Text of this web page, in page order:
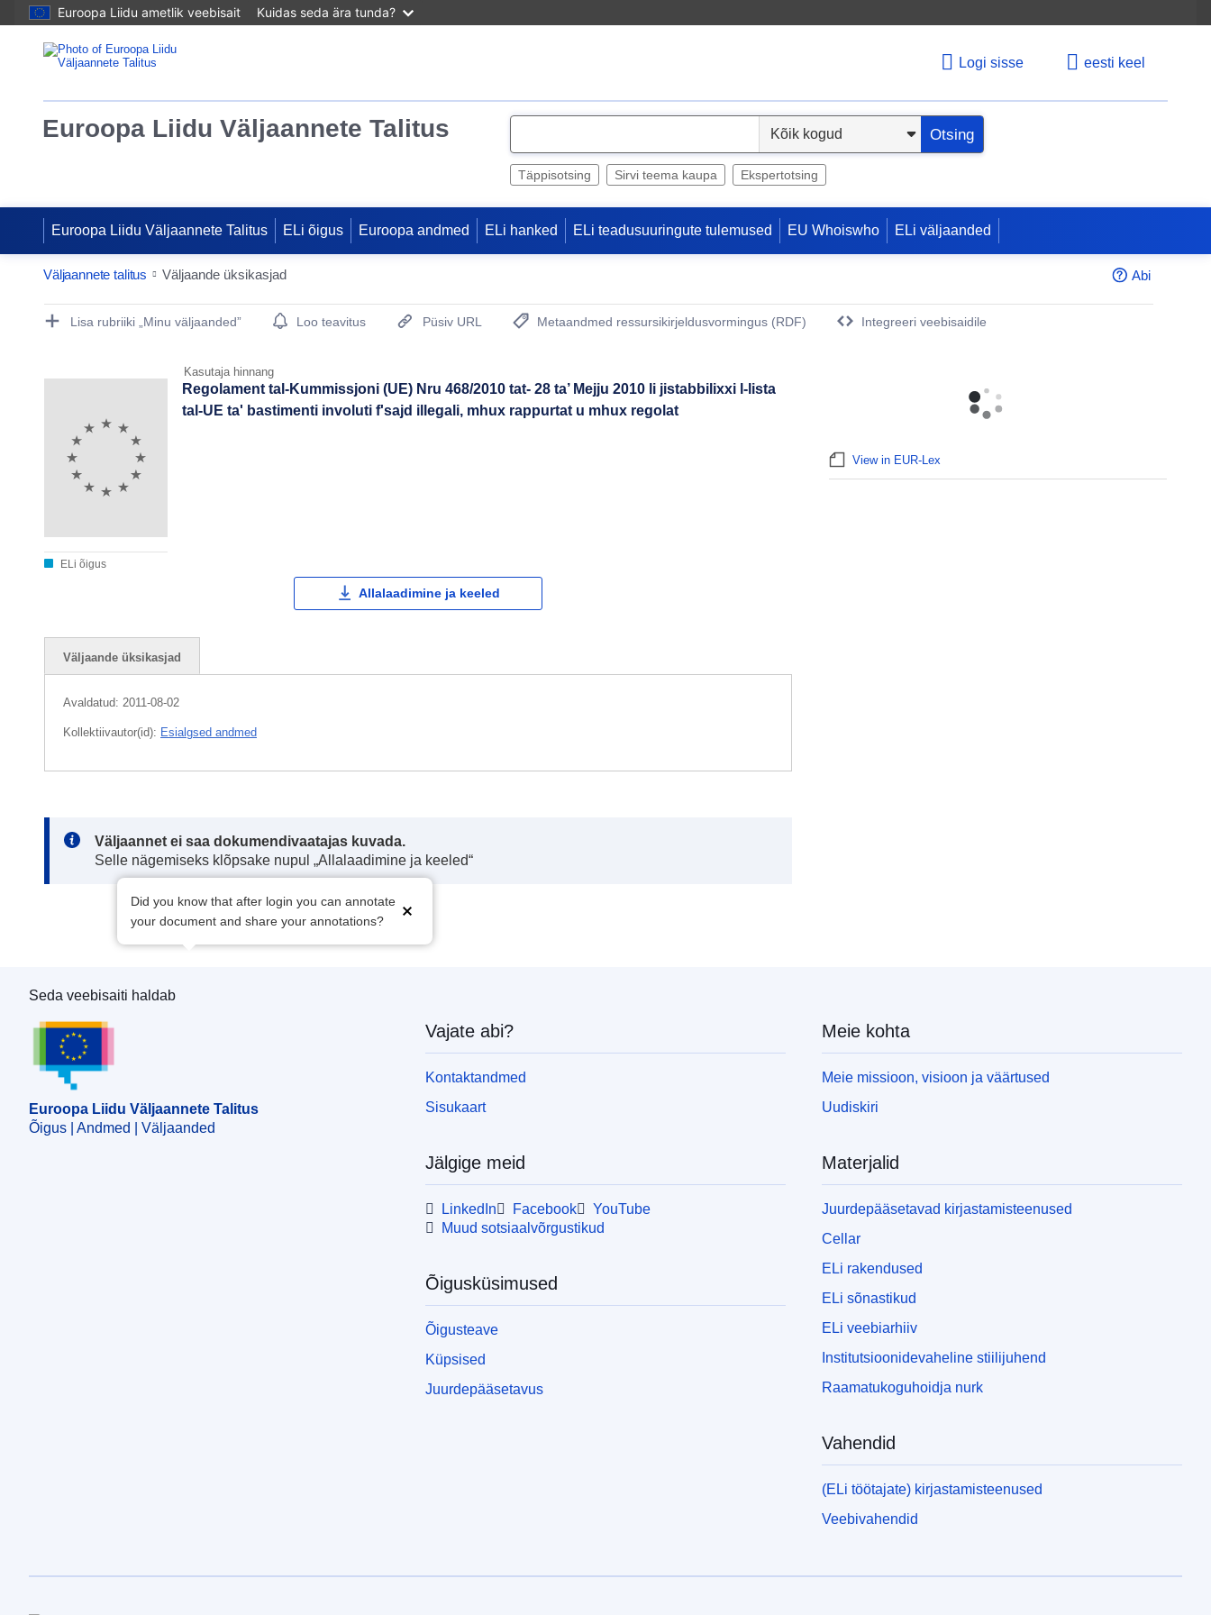
Euroopa Liidu ametlik veebisait Kuidas seda ära tunda?
Logi sisse eesti keel
Euroopa Liidu Väljaannete Talitus
e
Otsing
Täppisotsing Sirvi teema kaupa Ekspertotsing
Euroopa Liidu Väljaannete Talitus ELi õigus Euroopa andmed ELi hanked ELi teadusuuringute tulemused EU Whoiswho ELi väljaanded
Väljaannete talitus Väljaande üksikasjad Abi
Publication Detail Actions Portlet
Lisa rubriiki „Minu väljaanded” Loo teavitus Püsiv URL
Metaandmed ressursikirjeldusvormingus (RDF)
Integreeri veebisaidile
Kasutaja hinnang
ELi õigus
Regolament tal-Kummissjoni (UE) Nru 468/2010 tat- 28 ta’ Mejju 2010 li jistabbilixxi l-lista
tal-UE ta' bastimenti involuti f'sajd illegali, mhux rappurtat u mhux regolat
Allalaadimine ja keeled
Väljaande üksikasjad
Avaldatud: 2011-08-02
Kollektiivautor(id): Esialgsed andmed
Note:
Väljaannet ei saa dokumendivaatajas kuvada.
Selle nägemiseks klõpsake nupul „Allalaadimine ja keeled“
Did you know that after login you can annotate
your document and share your annotations?
View in EUR-Lex
Euroopa Liidu Väljaannete Talitus
Seda veebisaiti haldab
Euroopa Liidu Väljaannete Talitus
Õigus | Andmed | Väljaanded
Vajate abi?
Kontaktandmed
Sisukaart
Jälgige meid
LinkedIn Facebook
YouTube
Muud sotsiaalvõrgustikud
Õigusküsimused
Õigusteave
Küpsised
Juurdepääsetavus
Meie kohta
Meie missioon, visioon ja väärtused
Uudiskiri
Materjalid
Juurdepääsetavad kirjastamisteenused
Cellar
ELi rakendused
ELi sõnastikud
ELi veebiarhiiv
Institutsioonidevaheline stiilijuhend
Raamatukoguhoidja nurk
Vahendid
(ELi töötajate) kirjastamisteenused
Veebivahendid